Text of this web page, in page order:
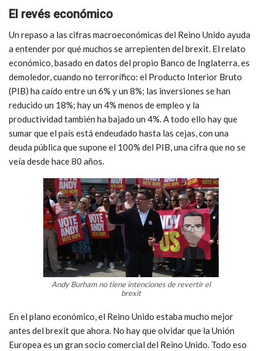
El revés económico
Un repaso a las cifras macroeconómicas del Reino Unido ayuda
a entender por qué muchos se arrepienten del brexit. El relato
económico, basado en datos del propio Banco de Inglaterra, es
demoledor, cuando no terrorífico: el Producto Interior Bruto
(PIB) ha caído entre un 6% y un 8%; las inversiones se han
reducido un 18%; hay un 4% menos de empleo y la
productividad también ha bajado un 4%. A todo ello hay que
sumar que el país está endeudado hasta las cejas, con una
deuda pública que supone el 100% del PIB, una cifra que no se
veía desde hace 80 años.
Andy Burham no tiene intenciones de revertir el
brexit
En el plano económico, el Reino Unido estaba mucho mejor
antes del brexit que ahora. No hay que olvidar que la Unión
Europea es un gran socio comercial del Reino Unido. Todo eso